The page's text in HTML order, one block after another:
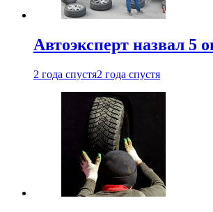
Автоэксперт назвал 5
2 года спустя2 года спустя